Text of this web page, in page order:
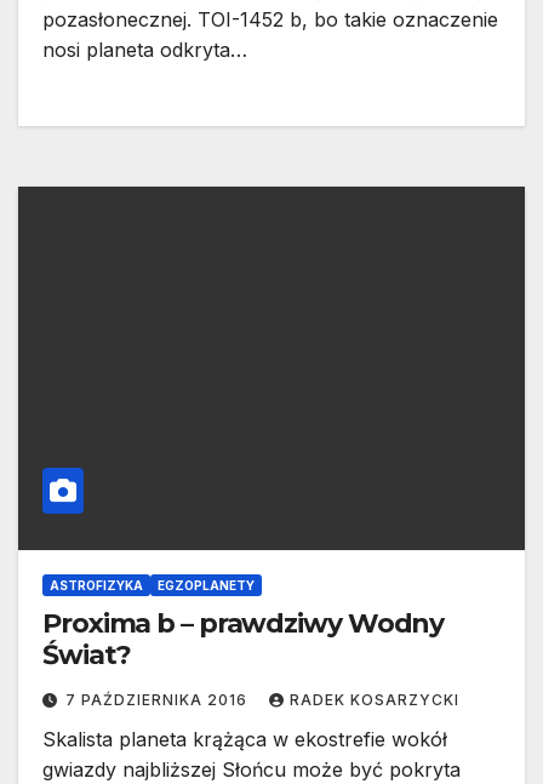
pozasłonecznej. TOI-1452 b, bo takie oznaczenie
nosi planeta odkryta…
ASTROFIZYKA EGZOPLANETY
Proxima b – prawdziwy Wodny
Świat?
7 PAŹDZIERNIKA 2016 RADEK KOSARZYCKI
Skalista planeta krążąca w ekostrefie wokół
gwiazdy najbliższej Słońcu może być pokryta